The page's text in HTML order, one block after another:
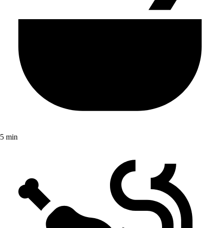
5 min